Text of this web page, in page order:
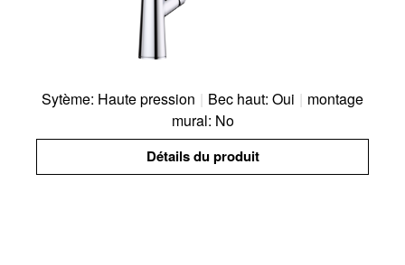
Sytème: Haute pression | Bec haut: Oui | montage
mural: No
Détails du produit